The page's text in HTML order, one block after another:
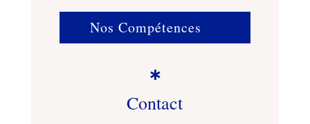
Nos Compétences

Contact